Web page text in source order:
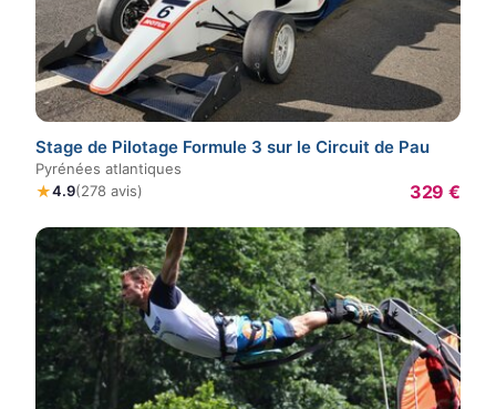
Stage de Pilotage Formule 3 sur le Circuit de Pau
Pyrénées atlantiques
★4.9(278 avis) 329 €